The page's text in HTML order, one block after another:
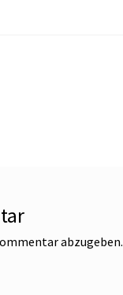
abzugeben.